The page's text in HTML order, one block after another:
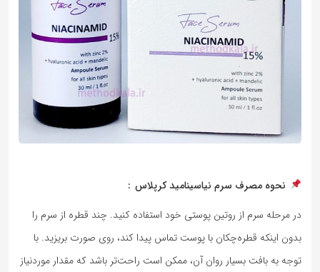
نحوه مصرف سرم نیاسینامید کرپلاس :
در مرحله سرم از روتین پوستی خود استفاده کنید. چند قطره از سرم را
بدون اینکه قطره‌چکان با پوست تماس پیدا کند، روی صورت بریزید. با
توجه به بافت بسیار روان آن، ممکن است راحت‌تر باشد که مقدار موردنیاز